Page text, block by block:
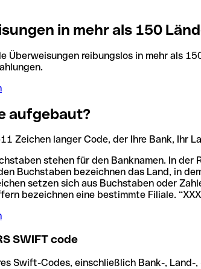
in mehr als 150
Überweisungen reibungslos in mehr als
aufgebaut?
Zeichen langer Code, der Ihre Bank, Ihr
stehen für den Banknamen. In der
Buchstaben bezeichnen das Land, in
setzen sich aus Buchstaben oder
bezeichnen eine bestimmte Filiale.
SWIFT code
Swift-Codes, einschließlich Bank-, Land-